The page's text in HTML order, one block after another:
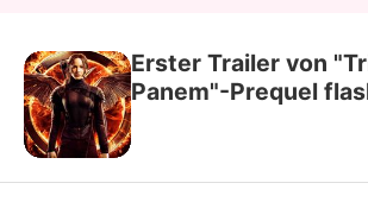
Erster Trailer von
Panem"-Prequel